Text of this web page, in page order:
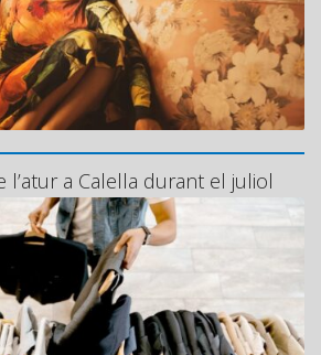
l’atur a Calella durant el juliol